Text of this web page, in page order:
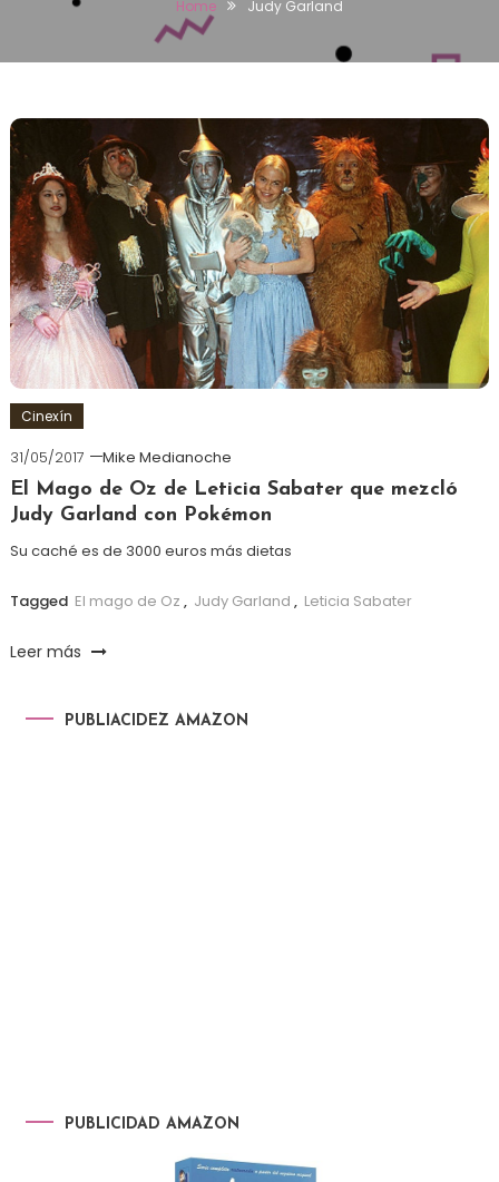
Home Judy Garland
Cinexín
31/05/2017
Mike Medianoche
El Mago de Oz de Leticia Sabater que mezcló
Judy Garland con Pokémon
Su caché es de 3000 euros más dietas
Tagged El mago de Oz , Judy Garland , Leticia Sabater
Leer más
PUBLIACIDEZ AMAZON
PUBLICIDAD AMAZON